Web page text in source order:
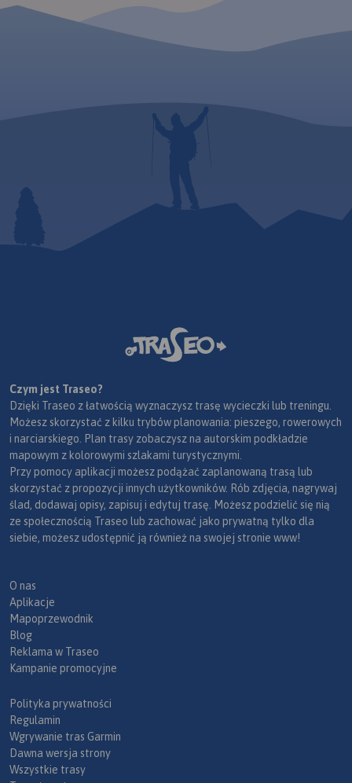
Czym jest Traseo?
Dzięki Traseo z łatwością wyznaczysz trasę wycieczki lub treningu.
Możesz skorzystać z kilku trybów planowania: pieszego, rowerowych
i narciarskiego. Plan trasy zobaczysz na autorskim podkładzie
mapowym z kolorowymi szlakami turystycznymi.
Przy pomocy aplikacji możesz podążać zaplanowaną trasą lub
skorzystać z propozycji innych użytkowników. Rób zdjęcia, nagrywaj
ślad, dodawaj opisy, zapisuj i edytuj trasę. Możesz podzielić się nią
ze społecznością Traseo lub zachować jako prywatną tylko dla
siebie, możesz udostępnić ją również na swojej stronie www!
O nas
Aplikacje
Mapoprzewodnik
Blog
Reklama w Traseo
Kampanie promocyjne
Polityka prywatności
Regulamin
Wgrywanie tras Garmin
Dawna wersja strony
Wszystkie trasy